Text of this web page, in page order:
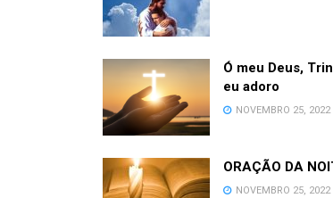
Ó meu Deus,
eu adoro
NOVEMBRO 25, 2022
ORAÇÃO DA
NOVEMBRO 25, 2022